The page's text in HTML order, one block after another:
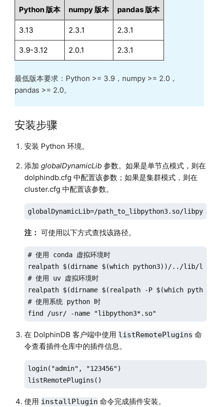
Python 版本 numpy 版本 pandas 版本
3.13 2.3.1 2.3.1
3.9-3.12 2.0.1 2.3.1
最低版本要求：Python >= 3.9，numpy >= 2.0，
pandas >= 2.0。
安装步骤
安装 Python 环境。
添加 globalDynamicLib参数。如果是单节点模式，则在
dolphindb.cfg 中配置该参数；如果是集群模式，则在
cluster.cfg 中配置该参数。
globalDynamicLib=/path_to_libpython3.so/
注： 可使用以下方式查找该路径。
# 使用 conda 虚拟环境时
realpath $(dirname $(which python3))/../lib/
# 使用 uv 虚拟环境时
realpath $(dirname $(realpath -P $(which
# 使用系统 python 时
find /usr/ -name "libpython3*.so"
在 DolphinDB 客户端中使用 listRemotePlugins 命
令查看插件仓库中的插件信息。
login("admin", "123456")
listRemotePlugins()
使用 installPlugin 命令完成插件安装。